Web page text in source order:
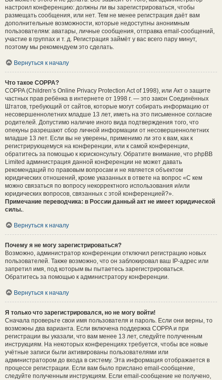
настроил конференцию: должны ли вы зарегистрироваться, чтобы
размещать сообщения, или нет. Тем не менее регистрация даёт вам
дополнительные возможности, которые недоступны анонимным
пользователям: аватары, личные сообщения, отправка email-сообщений,
участие в группах и т. д. Регистрация займёт у вас всего пару минут,
поэтому мы рекомендуем это сделать.
Вернуться к началу
Что такое COPPA?
COPPA (Children’s Online Privacy Protection Act of 1998), или Акт о защите
частных прав ребёнка в интернете от 1998 г. — это закон Соединённых
Штатов, требующий от сайтов, которые могут собирать информацию от
несовершеннолетних младше 13 лет, иметь на это письменное согласие
родителей. Допустимо наличие иного вида подтверждения того, что
опекуны разрешают сбор личной информации от несовершеннолетних
младше 13 лет. Если вы не уверены, применимо ли это к вам, как к
регистрирующемуся на конференции, или к самой конференции,
обратитесь за помощью к юрисконсульту. Обратите внимание, что phpBB
Limited администрация данной конференции не может давать
рекомендаций по правовым вопросам и не является объектом
юридических отношений, кроме указанных в ответе на вопрос «С кем
можно связаться по вопросу некорректного использования и/или
юридических вопросов, связанных с этой конференцией?».
Примечание переводчика: в России данный акт не имеет юридической
силы..
Вернуться к началу
Почему я не могу зарегистрироваться?
Возможно, администратор конференции отключил регистрацию новых
пользователей. Также возможно, что он заблокировал ваш IP-адрес или
запретил имя, под которым вы пытаетесь зарегистрироваться.
Обратитесь за помощью к администратору конференции.
Вернуться к началу
Я только что зарегистрировался, но не могу войти!
Сначала проверьте свои имя пользователя и пароль. Если они верны, то
возможны два варианта. Если включена поддержка COPPA и при
регистрации вы указали, что вам менее 13 лет, следуйте полученным
инструкциям. На некоторых конференциях требуется, чтобы все новые
учётные записи были активированы пользователями или
администратором до входа в систему. Эта информация отображается в
процессе регистрации. Если вам было прислано email-сообщение,
следуйте полученным инструкциям. Если email-сообщение не получено,